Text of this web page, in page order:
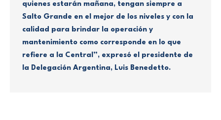
quienes estarán mañana, tengan siempre a
Salto Grande en el mejor de los niveles y con la
calidad para brindar la operación y
mantenimiento como corresponde en lo que
refiere a la Central”, expresó el presidente de
la Delegación Argentina, Luis Benedetto.